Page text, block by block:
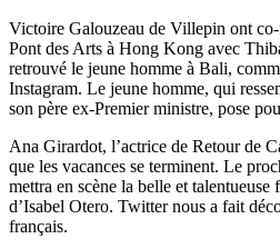
Victoire Galouzeau de Villepin ont
Pont des Arts à Hong Kong avec
retrouvé le jeune homme à Bali,
Instagram. Le jeune homme, qui
son père ex-Premier ministre, pose
Ana Girardot, l’actrice de Retour de
que les vacances se terminent. Le
mettra en scène la belle et
d’Isabel Otero. Twitter nous a fait
français.